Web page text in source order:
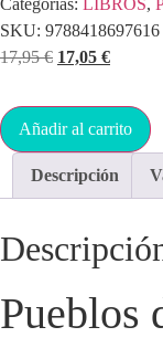
SKU: 9788418697616
17,95€ 17,05 €
Añadir al carrito
Descripción
Pueblos